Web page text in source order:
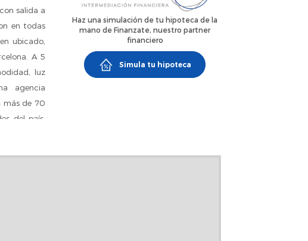
salida a
en todas
ubicado,
A 5
luz
agencia
más de 70
del país.
de alta
de
Haz una simulación de tu hipoteca de la
mano de Finanzate, nuestro partner
financiero
Simula tu hipoteca